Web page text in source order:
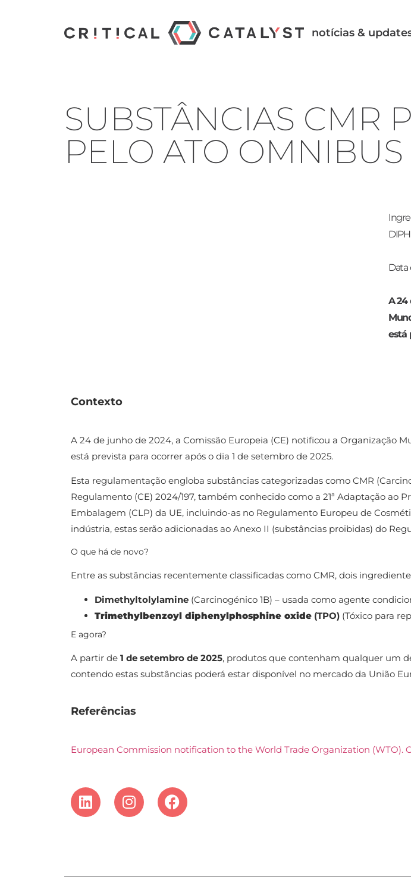
notícias &
SUBSTÂNCIAS CMR
PELO ATO OMNIBUS
Data
A 24
está
Contexto
A 24 de junho de 2024, a Comissão Europeia (CE) notificou a Organização
está prevista para ocorrer após o dia 1 de setembro de 2025.
Esta regulamentação engloba substâncias categorizadas como CMR
Regulamento (CE) 2024/197, também conhecido como a 21ª Adaptação ao
Embalagem (CLP) da UE, incluindo-as no Regulamento Europeu de
indústria, estas serão adicionadas ao Anexo II (substâncias proibidas) do
O que há de novo?
Entre as substâncias recentemente classificadas como CMR, dois
Dimethyltolylamine(Carcinogénico 1B) – usada como agente
Trimethylbenzoyl diphenylphosphine oxide(TPO)(Tóxico para
E agora?
A partir de 1 de setembro de 2025, produtos que contenham qualquer um
contendo estas substâncias poderá estar disponível no mercado da União
Referências
European Commission notification to the World Trade Organization (WTO).